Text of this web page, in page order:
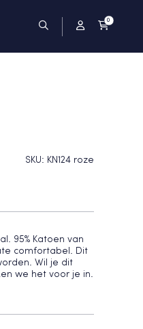
0
SKU: KN124 roze
95% Katoen van
comfortabel. Dit
Wil je dit
we het voor je in.